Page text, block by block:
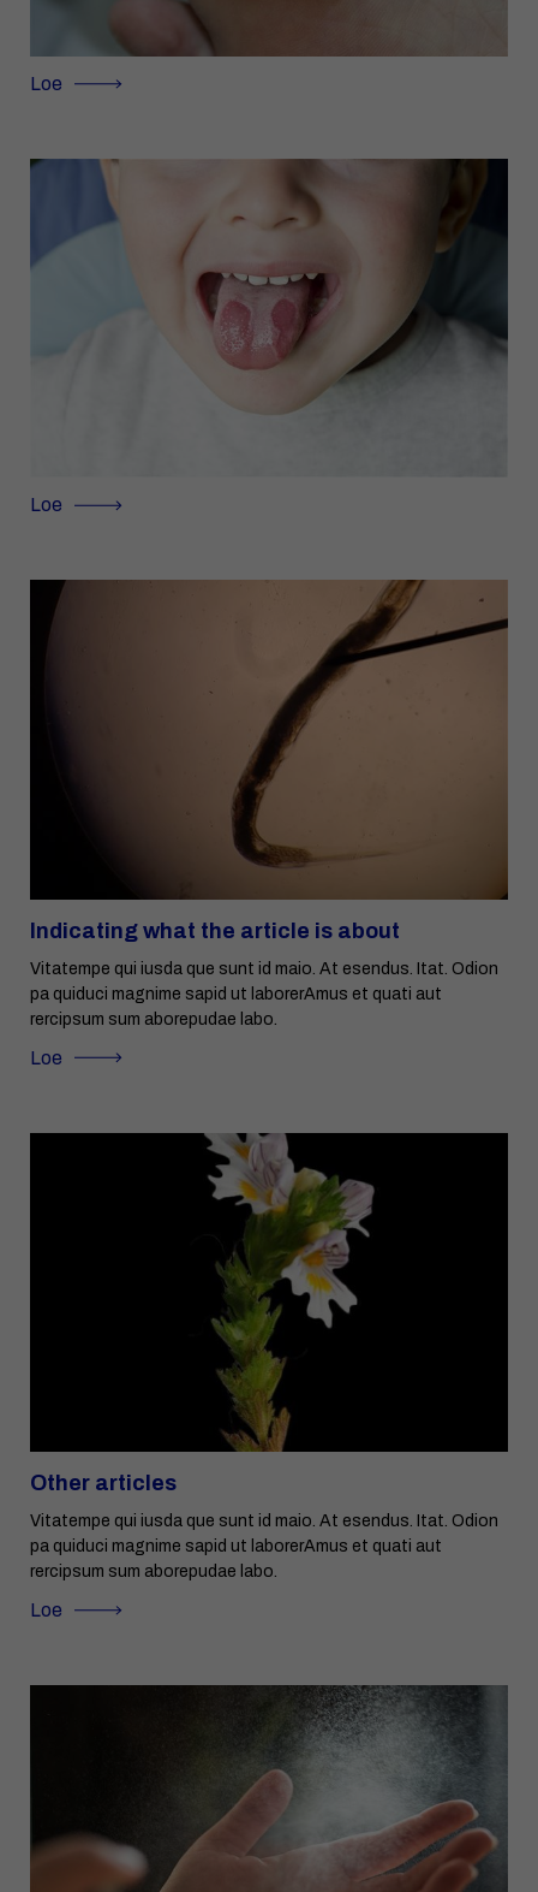
Loe
Loe
Indicating what the article is about
Vitatempe qui iusda que sunt id maio. At esendus. Itat. Odion
pa quiduci magnime sapid ut laborerAmus et quati aut
rercipsum sum aborepudae labo.
Loe
Other articles
Vitatempe qui iusda que sunt id maio. At esendus. Itat. Odion
pa quiduci magnime sapid ut laborerAmus et quati aut
rercipsum sum aborepudae labo.
Loe